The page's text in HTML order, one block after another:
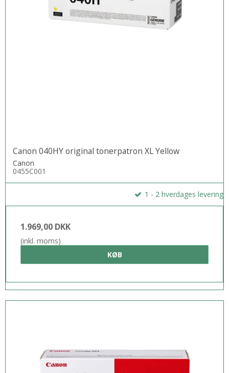
Canon 040HY original tonerpatron XL Yellow
Canon
0455C001
1 - 2 hverdages levering
1.969,00 DKK
(inkl. moms)
KØB